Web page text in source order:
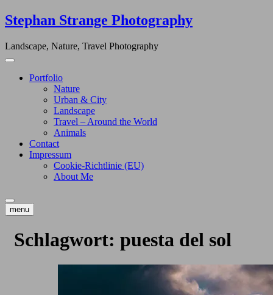
Skip
to
Stephan Strange Photography
Landscape, Nature, Travel Photography
Portfolio
Nature
Urban & City
Landscape
Travel – Around the World
Animals
Contact
Impressum
Cookie-Richtlinie (EU)
About Me
menu
Schlagwort: puesta del sol